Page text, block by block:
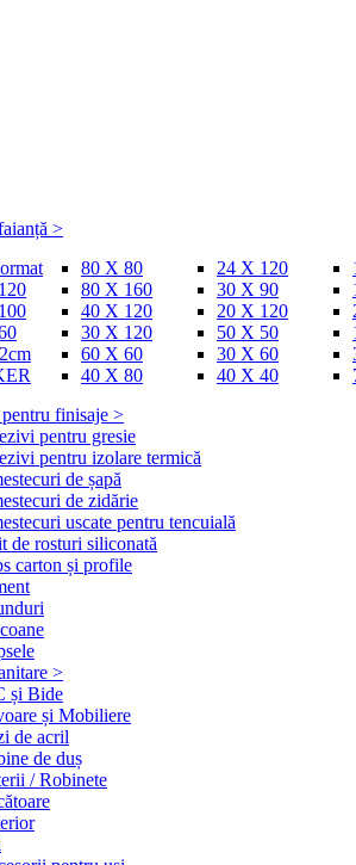
>
80 X 80
80 X 160
40 X 120
30 X 120
60 X 60
40 X 80
24 X 120
30 X 90
20 X 120
50 X 50
30 X 60
40 X 40
finisaje >
pentru gresie
pentru izolare termică
de șapă
de zidărie
uscate pentru tencuială
de rosturi siliconată
carton și profile
>
și Bide
și Mobiliere
de acril
de duș
/ Robinete